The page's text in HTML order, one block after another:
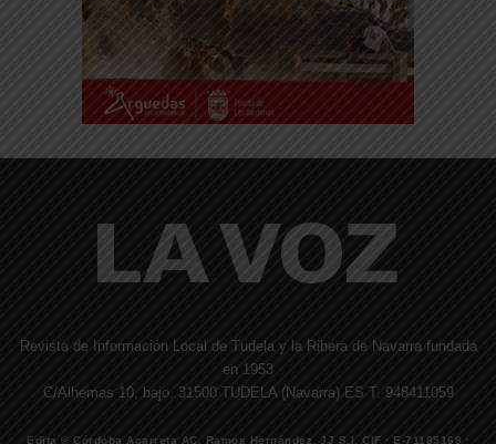
Revista de Información Local de Tudela y la Ribera de Navarra fundada
en 1953
C/Alhemas 10, bajo. 31500 TUDELA (Navarra) ES T. 948411059
Edita © Córdoba Acarreta AC, Ramos Hernández, JJ S.I. CIF · E-71185169 ·